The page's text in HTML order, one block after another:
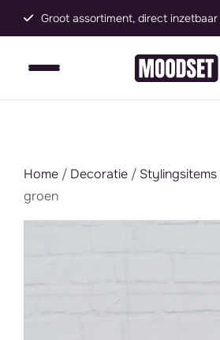
Groot assortiment, direct inzetbaar
Home / Decoratie / Stylingsitems
groen